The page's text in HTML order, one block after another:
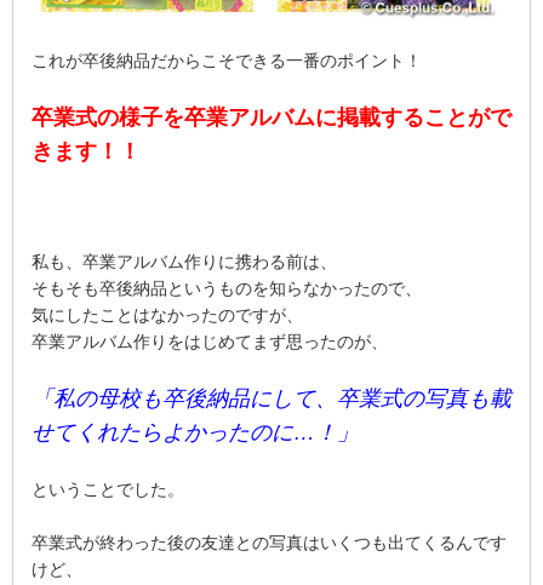
これが卒後納品だからこそできる一番のポイント！
卒業式の様子を卒業アルバムに掲載することがで
きます！！
私も、卒業アルバム作りに携わる前は、
そもそも卒後納品というものを知らなかったので、
気にしたことはなかったのですが、
卒業アルバム作りをはじめてまず思ったのが、
「私の母校も卒後納品にして、卒業式の写真も載
せてくれたらよかったのに…！」
ということでした。
卒業式が終わった後の友達との写真はいくつも出てくるんです
けど、